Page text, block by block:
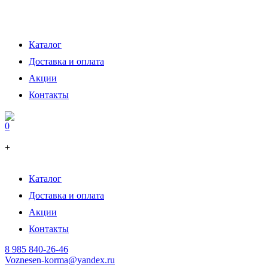
Каталог
Доставка и оплата
Акции
Контакты
0
+
Каталог
Доставка и оплата
Акции
Контакты
8 985 840-26-46
Voznesen-korma@yandex.ru